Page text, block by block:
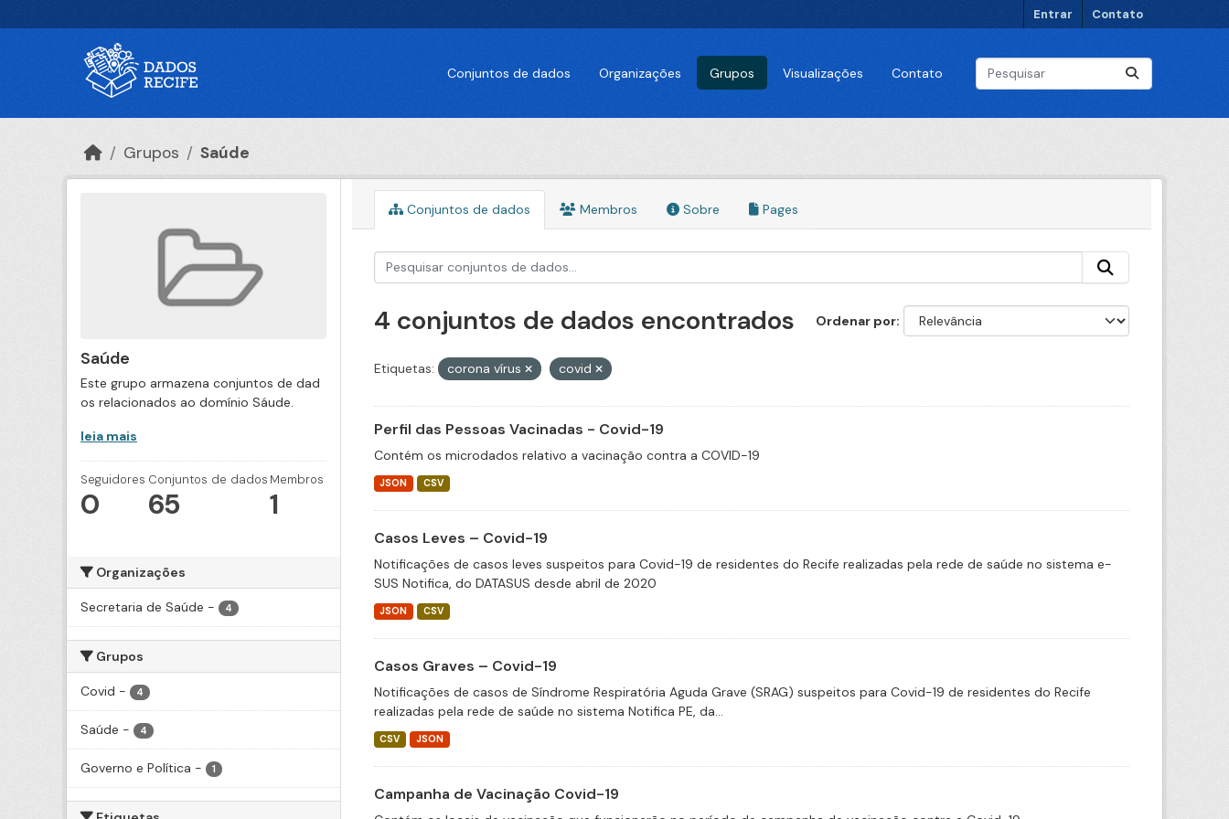
Entrar Contato
Conjuntos de dados Organizações Grupos Visualizações Contato
Grupos Saúde
Saúde
Este grupo armazena conjuntos de dad
os relacionados ao domínio Sáude.
leia mais
Seguidores
0
Conjuntos de dados
65
Membros
1
Organizações
Secretaria de Saúde - 4
Grupos
Covid - 4
Saúde - 4
Governo e Política - 1
Conjuntos de dados Membros Sobre Pages
Ordenar por
4 conjuntos de dados encontrados
Etiquetas: corona vírus covid
Perfil das Pessoas Vacinadas - Covid-19
Contém os microdados relativo a vacinação contra a COVID-19
JSON CSV
Casos Leves – Covid-19
Notificações de casos leves suspeitos para Covid-19 de residentes do Recife realizadas pela rede de saúde no sistema e-
SUS Notifica, do DATASUS desde abril de 2020
JSON CSV
Casos Graves – Covid-19
Notificações de casos de Síndrome Respiratória Aguda Grave (SRAG) suspeitos para Covid-19 de residentes do Recife
realizadas pela rede de saúde no sistema Notifica PE, da...
CSV JSON
Campanha de Vacinação Covid-19